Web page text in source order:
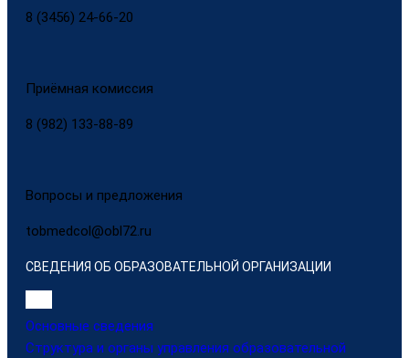
8 (3456) 24-66-20
Приёмная комиссия
8 (982) 133-88-89
Вопросы и предложения
tobmedcol@obl72.ru
СВЕДЕНИЯ ОБ ОБРАЗОВАТЕЛЬНОЙ ОРГАНИЗАЦИИ
Основные сведения
Структура и органы управления образовательной